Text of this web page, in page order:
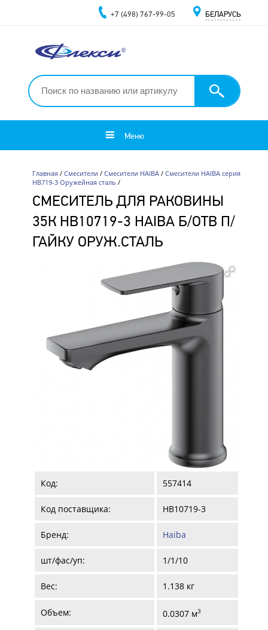
+7 (498) 767-99-05 БЕЛАРУСЬ
Меню
Главная/ Смесители / Смесители HAIBA/ Смесители HAIBA серия
HB719-3 Оружейная сталь /
СМЕСИТЕЛЬ ДЛЯ РАКОВИНЫ
35К HB10719-3 HAIBA Б/ОТВ П/
ГАЙКУ ОРУЖ.СТАЛЬ
Код: 557414
Код поставщика: HB10719-3
Бренд: Haiba
шт/фас/уп: 1/1/10
Вес: 1.138 кг
Объем: 0.0307 м3